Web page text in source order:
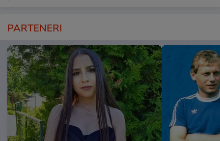
PARTENERI